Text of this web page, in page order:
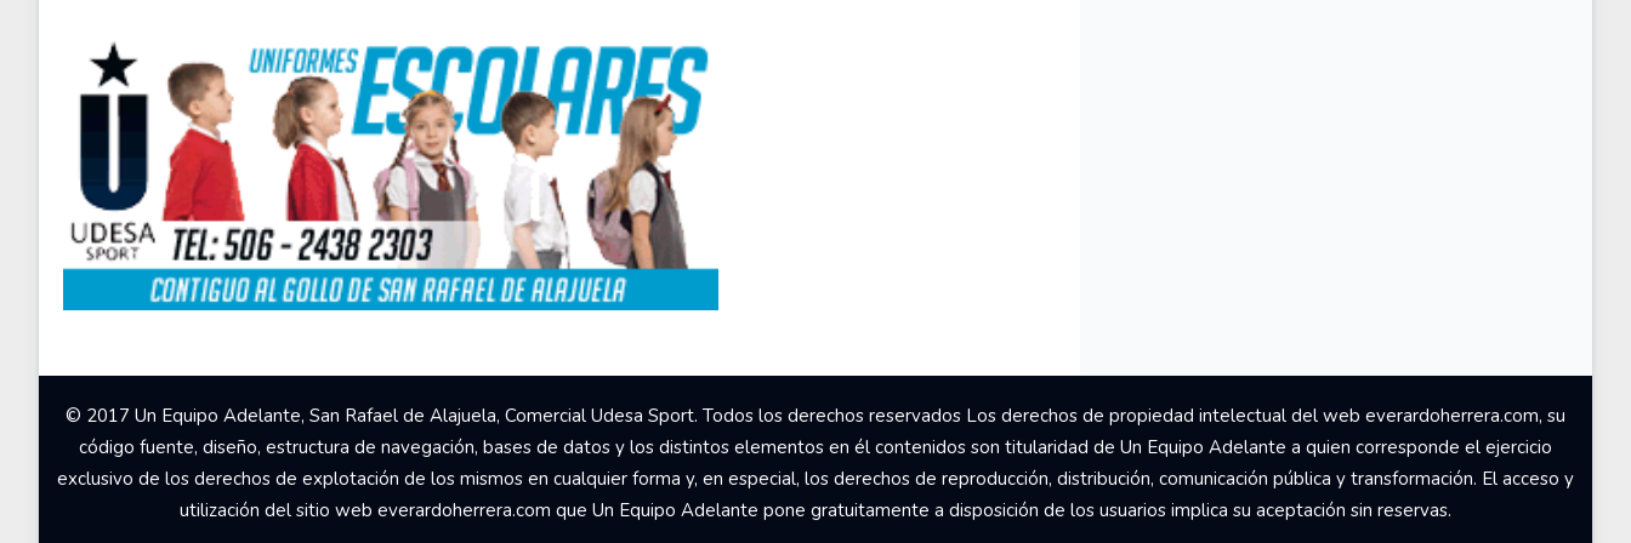
© 2017 Un Equipo Adelante, San Rafael de Alajuela, Comercial Udesa Sport. Todos los derechos reservados Los derechos de propiedad intelectual del web everardoherrera.com, su
código fuente, diseño, estructura de navegación, bases de datos y los distintos elementos en él contenidos son titularidad de Un Equipo Adelante a quien corresponde el ejercicio
exclusivo de los derechos de explotación de los mismos en cualquier forma y, en especial, los derechos de reproducción, distribución, comunicación pública y transformación. El acceso y
utilización del sitio web everardoherrera.com que Un Equipo Adelante pone gratuitamente a disposición de los usuarios implica su aceptación sin reservas.